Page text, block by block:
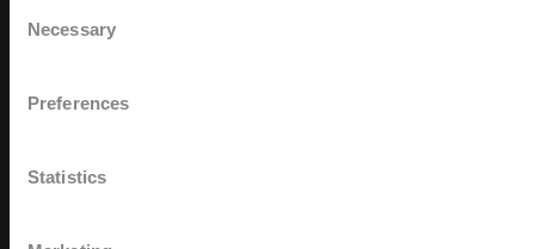
Selection
Necessary
Preferences
Statistics